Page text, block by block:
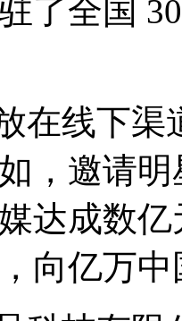
了全国
在线下
，邀请
达成数
向亿万